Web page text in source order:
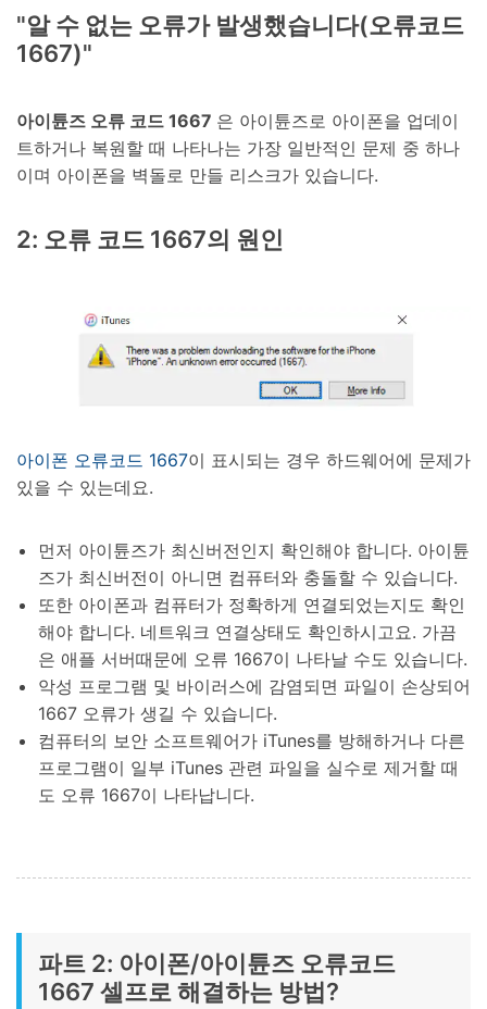
"알 수 없는 오류가 발생했습니다(오류코드
1667)"
아이튠즈 오류 코드 1667 은 아이튠즈로 아이폰을 업데이
트하거나 복원할 때 나타나는 가장 일반적인 문제 중 하나
이며 아이폰을 벽돌로 만들 리스크가 있습니다.
2: 오류 코드 1667의 원인
아이폰 오류코드 1667이 표시되는 경우 하드웨어에 문제가
있을 수 있는데요.
먼저 아이튠즈가 최신버전인지 확인해야 합니다. 아이튠
즈가 최신버전이 아니면 컴퓨터와 충돌할 수 있습니다.
또한 아이폰과 컴퓨터가 정확하게 연결되었는지도 확인
해야 합니다. 네트워크 연결상태도 확인하시고요. 가끔
은 애플 서버때문에 오류 1667이 나타날 수도 있습니다.
악성 프로그램 및 바이러스에 감염되면 파일이 손상되어
1667 오류가 생길 수 있습니다.
컴퓨터의 보안 소프트웨어가 iTunes를 방해하거나 다른
프로그램이 일부 iTunes 관련 파일을 실수로 제거할 때
도 오류 1667이 나타납니다.
파트 2: 아이폰/아이튠즈 오류코드
1667 셀프로 해결하는 방법?